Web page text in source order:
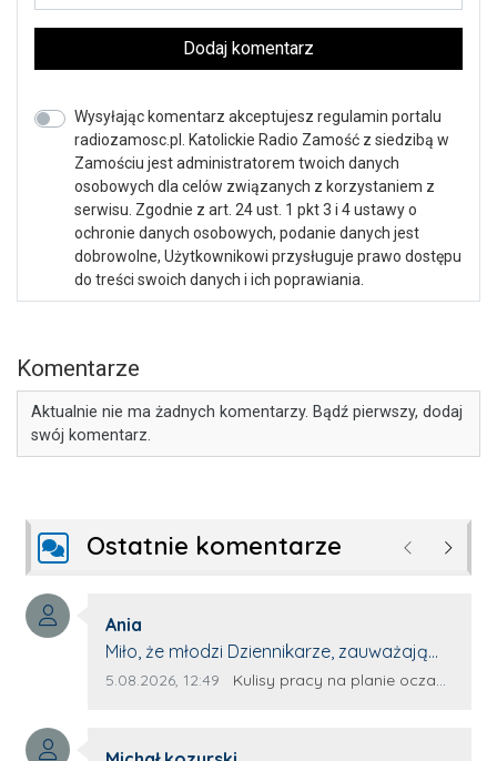
Dodaj komentarz
Wysyłając komentarz akceptujesz regulamin portalu
radiozamosc.pl. Katolickie Radio Zamość z siedzibą w
Zamościu jest administratorem twoich danych
osobowych dla celów związanych z korzystaniem z
serwisu. Zgodnie z art. 24 ust. 1 pkt 3 i 4 ustawy o
ochronie danych osobowych, podanie danych jest
dobrowolne, Użytkownikowi przysługuje prawo dostępu
do treści swoich danych i ich poprawiania.
Komentarze
Aktualnie nie ma żadnych komentarzy. Bądź pierwszy, dodaj
swój komentarz.
Ostatnie komentarze Poprzednie
Autor komentarza:
Ania
Treść komentarza:
Miło, że młodzi Dziennikarze, zauważają
młode talenty, które dopiero wkraczają
Data dodania komentarza:
5.08.2026, 12:49 Źródło komentarza:
Kulisy pracy na planie oczami młodego filmowca